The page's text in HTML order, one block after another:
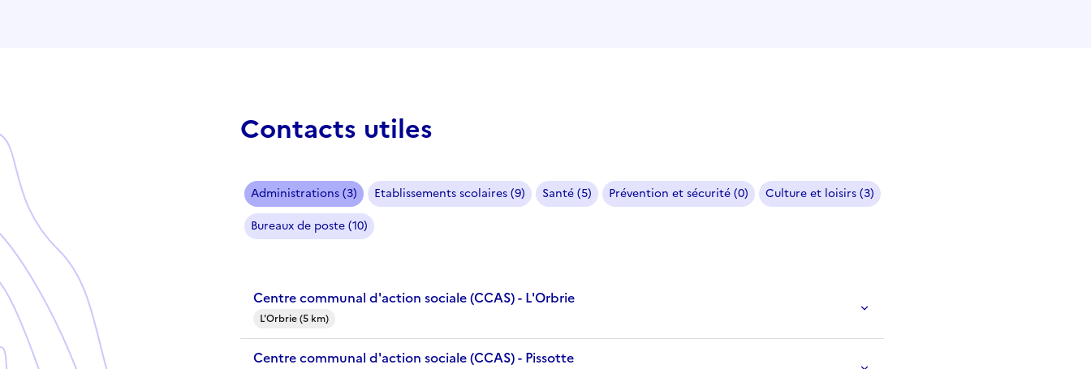
Contacts utiles
Administrations (3) Etablissements scolaires (9) Santé (5) Prévention et sécurité (0)
Culture et loisirs (3)
Bureaux de poste (10)
Centre communal d'action sociale (CCAS) - L'Orbrie
L'Orbrie (5 km)
Centre communal d'action sociale (CCAS) - Pissotte